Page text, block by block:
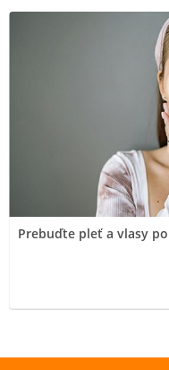
Prebuďte pleť a vlasy